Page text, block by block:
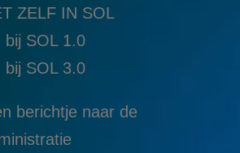
ZELF IN SOL
bij SOL 1.0
bij SOL 3.0
berichtje naar de